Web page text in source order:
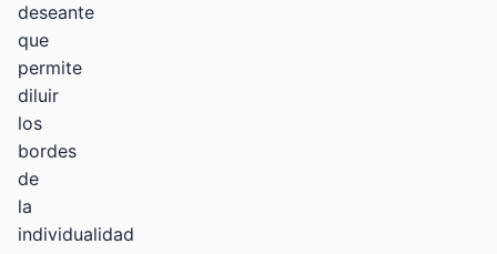
deseante
que
permite
diluir
los
bordes
de
la
individualidad